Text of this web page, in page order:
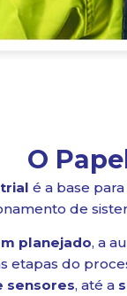
O
é a base
de
planejado, a
etapas do
sensores, até a